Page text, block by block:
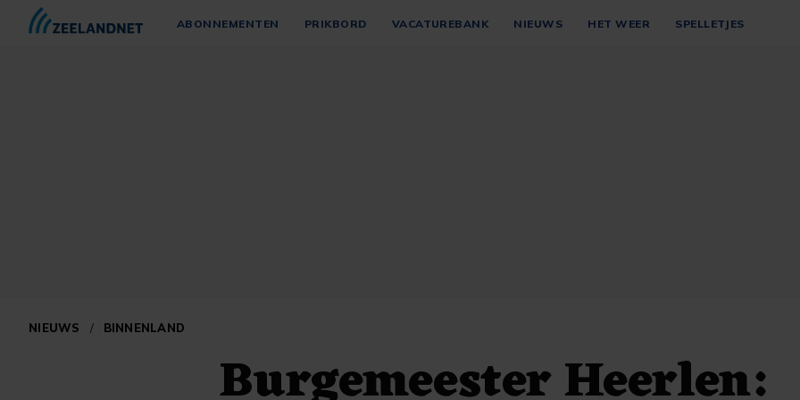
ABONNEMENTEN PRIKBORD VACATUREBANK NIEUWS HET WEER SPELLETJES
NIEUWS / BINNENLAND